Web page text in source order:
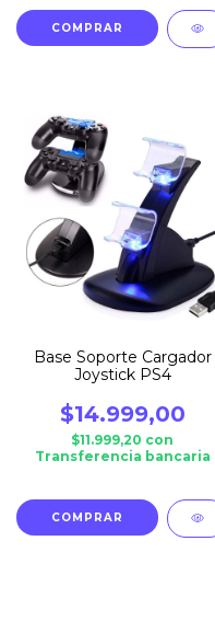
Base Soporte Cargador
Joystick PS4
$14.999,00
$11.999,20 con
Transferencia bancaria